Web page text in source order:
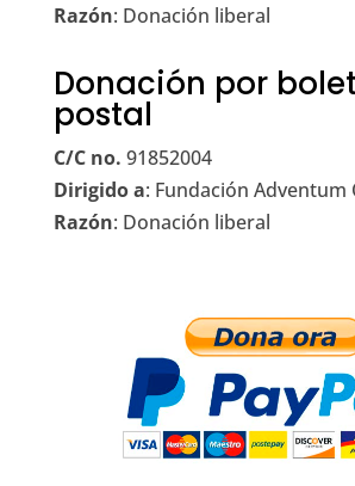
Razón: Donación liberal
Donación por
postal
C/C no. 91852004
Dirigido a: Fundación Adventum
Razón: Donación liberal